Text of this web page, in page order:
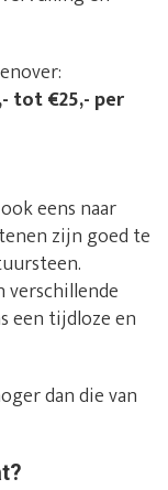
tot €25,- per
eens naar
zijn goed te
een tijdloze en
dan die van